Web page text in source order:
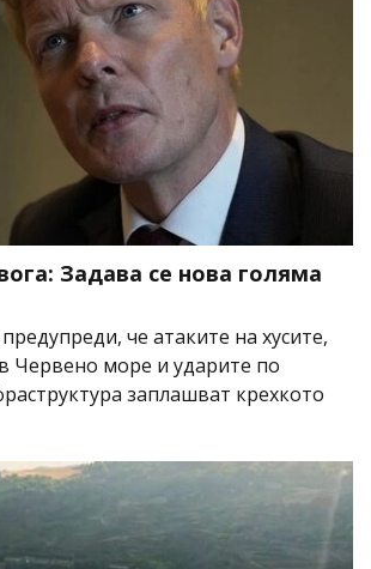
Задава се нова голяма
че атаките на хусите,
Червено море и ударите по
заплашват крехкото